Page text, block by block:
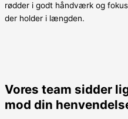
rødder i godt håndværk og
der holder i længden.
Vores team sidder
mod din